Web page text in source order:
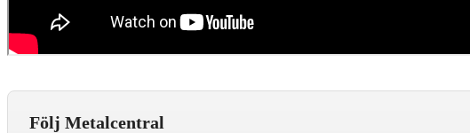
Följ Metalcentral